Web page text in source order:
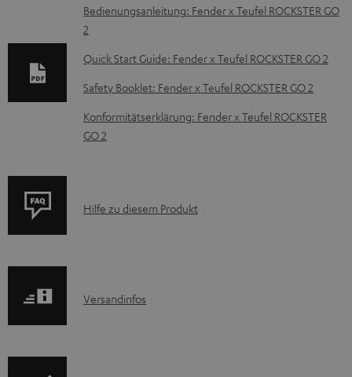
D
o
k
u
e
e
H
Bedienungsanleitung: Fender x Teufel ROCKSTER GO
2
Quick Start Guide: Fender x Teufel ROCKSTER GO 2
Safety Booklet: Fender x Teufel ROCKSTER GO 2
Konformitätserklärung: Fender x Teufel ROCKSTER
GO 2
P
u
Hilfe zu diesem Produkt
I
Versandinfos